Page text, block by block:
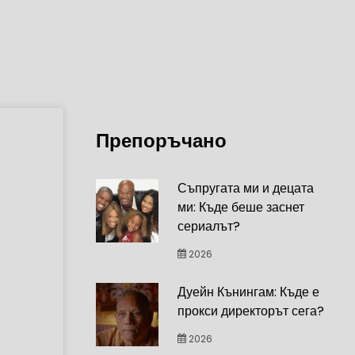
Препоръчано
Съпругата ми и децата
ми: Къде беше заснет
сериалът?
2026
Дуейн Кънингам: Къде е
прокси директорът сега?
2026